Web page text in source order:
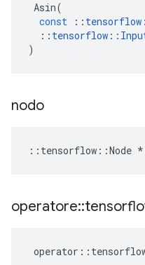
Asin(
const
:: tensorflow
:: tensorflow ::
)
nodo
:: tensorflow ::Node *
operatore::
operator ::